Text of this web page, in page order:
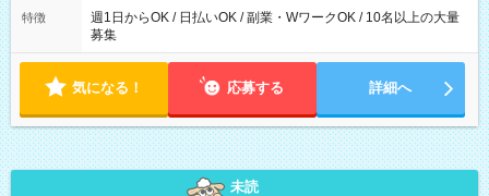
特徴
週1日からOK / 日払いOK / 副業・WワークOK / 10名以上の大量
募集
気になる！ 応募する 詳細へ
未読